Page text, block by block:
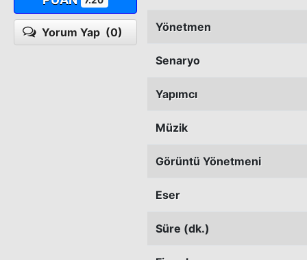
Yorum Yap (0) Yönetmen
Senaryo
Yapımcı
Müzik
Görüntü Yönetmeni
Eser
Süre (dk.)